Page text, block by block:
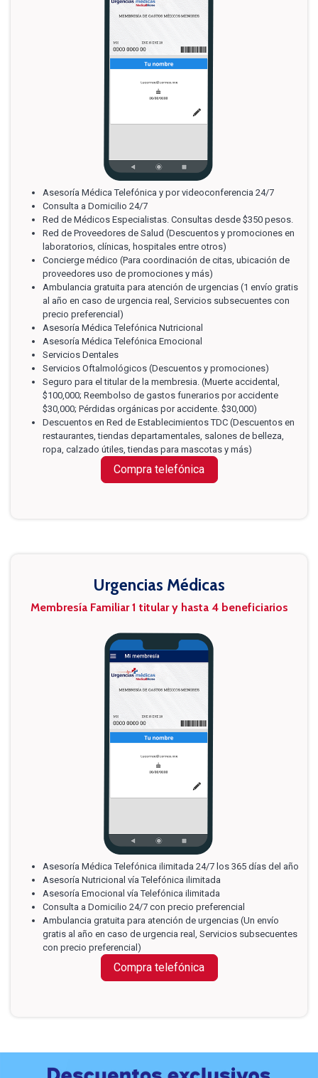
Asesoría Médica Telefónica y por videoconferencia 24/7
Consulta a Domicilio 24/7
Red de Médicos Especialistas. Consultas desde $350 pesos.
Red de Proveedores de Salud (Descuentos y promociones en
laboratorios, clínicas, hospitales entre otros)
Concierge médico (Para coordinación de citas, ubicación de
proveedores uso de promociones y más)
Ambulancia gratuita para atención de urgencias (1 envío gratis
al año en caso de urgencia real, Servicios subsecuentes con
precio preferencial)
Asesoría Médica Telefónica Nutricional
Asesoría Médica Telefónica Emocional
Servicios Dentales
Servicios Oftalmológicos (Descuentos y promociones)
Seguro para el titular de la membresia. (Muerte accidental,
$100,000; Reembolso de gastos funerarios por accidente
$30,000; Pérdidas orgánicas por accidente. $30,000)
Descuentos en Red de Establecimientos TDC (Descuentos en
restaurantes, tiendas departamentales, salones de belleza,
ropa, calzado útiles, tiendas para mascotas y más)
Compra telefónica
Urgencias Médicas
Membresía Familiar 1 titular y hasta 4 beneficiarios
Asesoría Médica Telefónica ilimitada 24/7 los 365 días del año
Asesoría Nutricional vía Telefónica ilimitada
Asesoría Emocional vía Telefónica ilimitada
Consulta a Domicilio 24/7 con precio preferencial
Ambulancia gratuita para atención de urgencias (Un envío
gratis al año en caso de urgencia real, Servicios subsecuentes
con precio preferencial)
Compra telefónica